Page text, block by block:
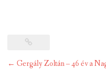
Post
← Gergály Zoltán – 46 év a